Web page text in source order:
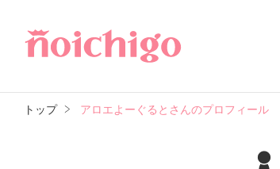
トップ アロエよーぐるとさんのプロフィール